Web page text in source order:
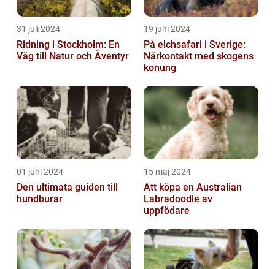
31 juli 2024
Ridning i Stockholm: En
Väg till Natur och Äventyr
19 juni 2024
På elchsafari i Sverige:
Närkontakt med skogens
konung
01 juni 2024
Den ultimata guiden till
hundburar
15 maj 2024
Att köpa en Australian
Labradoodle av
uppfödare